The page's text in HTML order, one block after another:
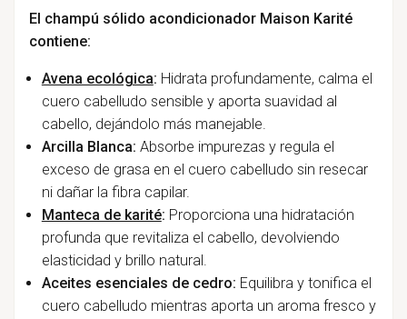
El champú sólido acondicionador Maison Karité
contiene:
Avena ecológica: Hidrata profundamente, calma el
cuero cabelludo sensible y aporta suavidad al
cabello, dejándolo más manejable.
Arcilla Blanca: Absorbe impurezas y regula el
exceso de grasa en el cuero cabelludo sin resecar
ni dañar la fibra capilar.
Manteca de karité: Proporciona una hidratación
profunda que revitaliza el cabello, devolviendo
elasticidad y brillo natural.
Aceites esenciales de cedro: Equilibra y tonifica el
cuero cabelludo mientras aporta un aroma fresco y